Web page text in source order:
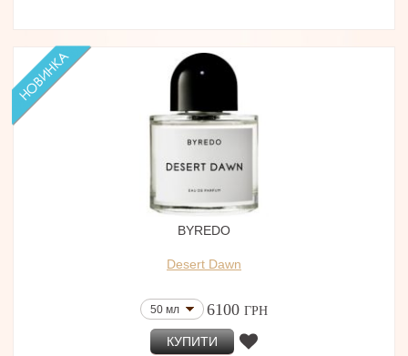
BYREDO
Desert Dawn
50 мл 6100 ГРН
КУПИТИ